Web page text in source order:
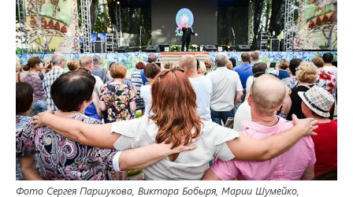
Фото Сергея Паршукова, Виктора Бобыря, Марии Шумейко,